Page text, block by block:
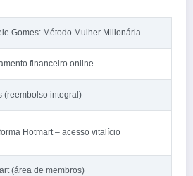
Gomes: Método Mulher Milionária
financeiro online
(reembolso integral)
Hotmart – acesso vitalício
(área de membros)